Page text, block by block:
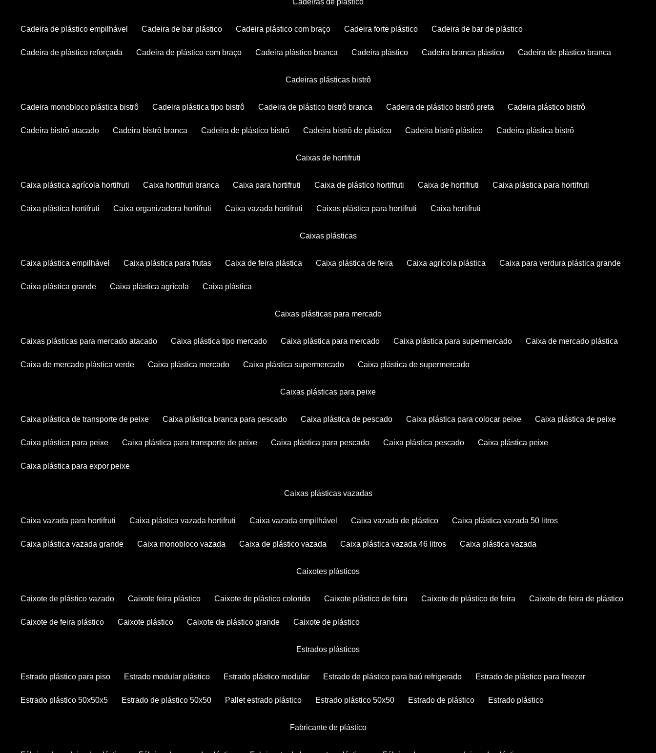
cadeiras de plástico
cadeira de plástico empilhável cadeira de bar plástico cadeira plástico com braço cadeira forte plástico cadeira de bar de plástico
cadeira de plástico reforçada cadeira de plástico com braço cadeira plástico branca cadeira plástico cadeira branca plástico cadeira de plástico branca
cadeiras plásticas bistrô
cadeira monobloco plástica bistrô cadeira plástica tipo bistrô cadeira de plástico bistrô branca cadeira de plástico bistrô preta cadeira plástico bistrô
cadeira bistrô atacado cadeira bistrô branca cadeira de plástico bistrô cadeira bistrô de plástico cadeira bistrô plástico cadeira plástica bistrô
caixas de hortifruti
caixa plástica agrícola hortifruti caixa hortifruti branca caixa para hortifruti caixa de plástico hortifruti caixa de hortifruti caixa plástica para hortifruti
caixa plástica hortifruti caixa organizadora hortifruti caixa vazada hortifruti caixas plástica para hortifruti caixa hortifruti
caixas plásticas
caixa plástica empilhável caixa plástica para frutas caixa de feira plástica caixa plástica de feira caixa agrícola plástica caixa para verdura plástica grande
caixa plástica grande caixa plástica agrícola caixa plástica
caixas plásticas para mercado
caixas plásticas para mercado atacado caixa plástica tipo mercado caixa plástica para mercado caixa plástica para supermercado caixa de mercado plástica
caixa de mercado plástica verde caixa plástica mercado caixa plástica supermercado caixa plástica de supermercado
caixas plásticas para peixe
caixa plástica de transporte de peixe caixa plástica branca para pescado caixa plástica de pescado caixa plástica para colocar peixe caixa plástica de peixe
caixa plástica para peixe caixa plástica para transporte de peixe caixa plástica para pescado caixa plástica pescado caixa plástica peixe
caixa plástica para expor peixe
caixas plásticas vazadas
caixa vazada para hortifruti caixa plástica vazada hortifruti caixa vazada empilhável caixa vazada de plástico caixa plástica vazada 50 litros
caixa plástica vazada grande caixa monobloco vazada caixa de plástico vazada caixa plástica vazada 46 litros caixa plástica vazada
caixotes plásticos
caixote de plástico vazado caixote feira plástico caixote de plástico colorido caixote plástico de feira caixote de plástico de feira caixote de feira de plástico
caixote de feira plástico caixote plástico caixote de plástico grande caixote de plástico
estrados plásticos
estrado plástico para piso estrado modular plástico estrado plástico modular estrado de plástico para baú refrigerado estrado de plástico para freezer
estrado plástico 50x50x5 estrado de plástico 50x50 pallet estrado plástico estrado plástico 50x50 estrado de plástico estrado plástico
fabricante de plástico